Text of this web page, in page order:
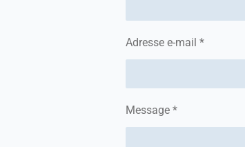
Adresse e-mail *
Message *